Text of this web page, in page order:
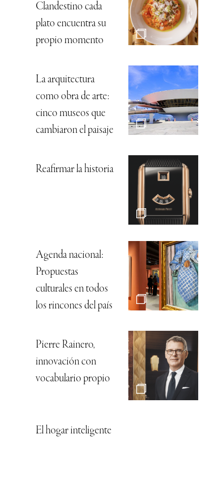
Clandestino cada
plato encuentra su
propio momento
La arquitectura
como obra de arte:
cinco museos que
cambiaron el paisaje
Reafirmar la historia
Agenda nacional:
Propuestas
culturales en todos
los rincones del país
Pierre Rainero,
innovación con
vocabulario propio
El hogar inteligente